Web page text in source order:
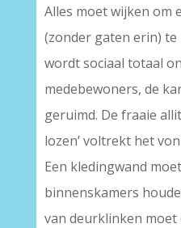
Alles moet wijken om
(zonder gaten erin)
wordt sociaal totaal
medebewoners, de
geruimd. De fraaie
lozen’ voltrekt het
Een kledingwand
binnenskamers
van deurklinken moet